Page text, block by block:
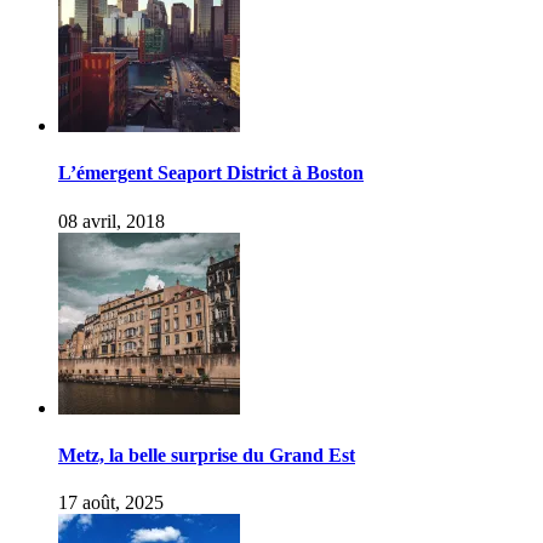
L’émergent Seaport District à Boston
08 avril, 2018
Metz, la belle surprise du Grand Est
17 août, 2025